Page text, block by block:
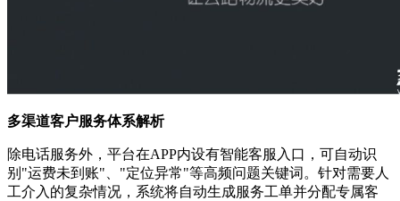
多渠道客户服务体系解析
除电话服务外，平台在APP内设有智能客服入口，可自动识
别"运费未到账"、"定位异常"等高频问题关键词。针对需要人
工介入的复杂情况，系统将自动生成服务工单并分配专属客